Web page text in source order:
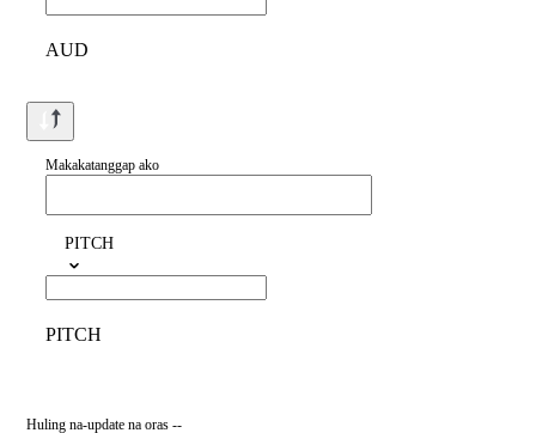
AUD
Makakatanggap ako
PITCH
PITCH
Huling na-update na oras --